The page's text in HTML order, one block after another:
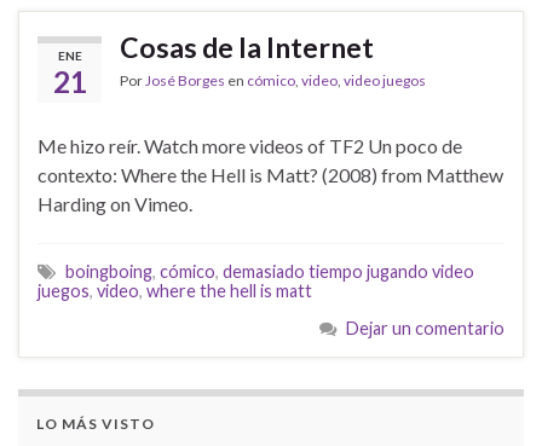
ENE
21
Cosas de la Internet
PorJosé Borges en cómico, video, video juegos
Me hizo reír. Watch more videos of TF2 Un poco de
contexto: Where the Hell is Matt? (2008) from Matthew
Harding on Vimeo.
boingboing, cómico, demasiado tiempo jugando video
juegos, video, where the hell is matt
Dejar un comentario
LO MÁS VISTO